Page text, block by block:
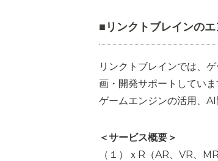
■リンクトブレインの
リンクトブレインでは、
画・開発サポートしていま
ゲームエンジンの活用、
＜サービス概要＞
（１）ｘR（AR、VR、